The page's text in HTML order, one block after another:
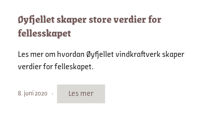
Øyfjellet skaper store verdier for
fellesskapet
Les mer om hvordan Øyfjellet vindkraftverk skaper
verdier for felleskapet.
8. juni 2020 Les mer